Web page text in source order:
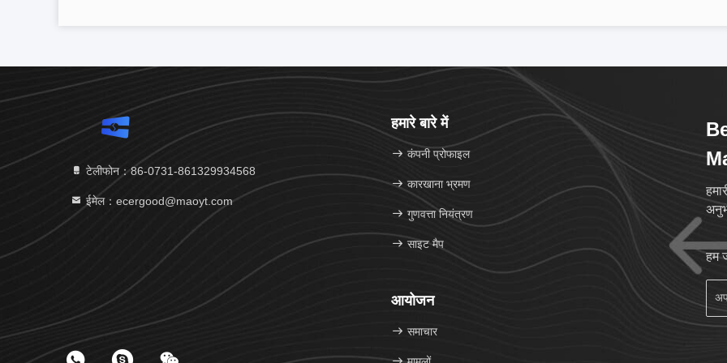
टेलीफोन：86-0731-861329934568
ईमेल：ecergood@maoyt.com
हमारे बारे में
कंपनी प्रोफाइल
कारखाना भ्रमण
गुणवत्ता नियंत्रण
साइट मैप
आयोजन
समाचार
हम